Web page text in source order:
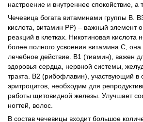
настроение и внутреннее спокойствие, а
Чечевица богата витаминами группы B.
кислота, витамин PP) – важный элемент
реакций в клетках. Никотиновая кислота
более полного усвоения витамина С, она
лечебное действие. В1 (тиамин), важен
здоровья сердца, нервной системы,
тракта. B2 (рибофлавин), участвующий в
эритроцитов, необходим для
работы щитовидной железы. Улучшает
ногтей, волос.
В состав чечевицы входит большое